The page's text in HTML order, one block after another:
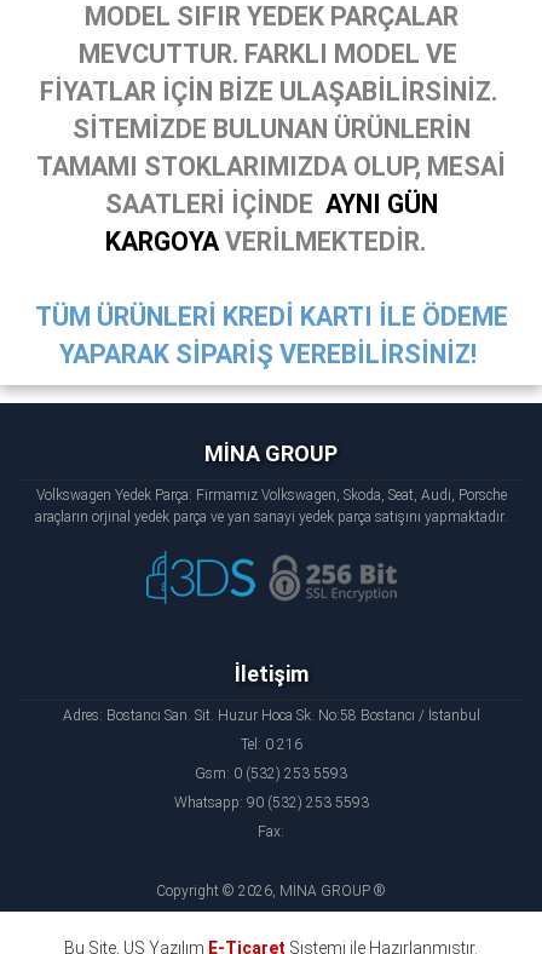
MODEL SIFIR YEDEK PARÇALAR
MEVCUTTUR. FARKLI MODEL VE
FİYATLAR İÇİN BİZE ULAŞABİLİRSİNİZ.
SİTEMİZDE BULUNAN ÜRÜNLERİN
TAMAMI STOKLARIMIZDA OLUP, MESAİ
SAATLERİ İÇİNDE AYNI GÜN
KARGOYA VERİLMEKTEDİR.
TÜM ÜRÜNLERİ KREDİ KARTI İLE ÖDEME
YAPARAK SİPARİŞ VEREBİLİRSİNİZ!
MİNA GROUP
Volkswagen Yedek Parça: Firmamız Volkswagen, Skoda, Seat, Audi, Porsche
araçların orjinal yedek parça ve yan sanayi yedek parça satışını yapmaktadır.
İletişim
Adres: Bostancı San. Sit. Huzur Hoca Sk. No:58 Bostancı / İstanbul
Tel: 0 216
Gsm: 0 (532) 253 5593
Whatsapp: 90 (532) 253 5593
Fax:
Copyright © 2026, MİNA GROUP ®
Bu Site, US Yazılım E-Ticaret Sistemi ile Hazırlanmıştır.